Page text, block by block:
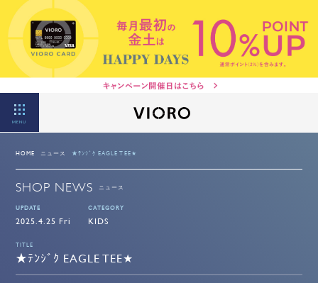
MENU
HOME ニュース ★ﾃﾝｼﾞｸ EAGLE TEE★
SHOP NEWS ニュース
UPDATE
2025.4.25 Fri
CATEGORY
KIDS
TITLE
★ﾃﾝｼﾞｸ EAGLE TEE★